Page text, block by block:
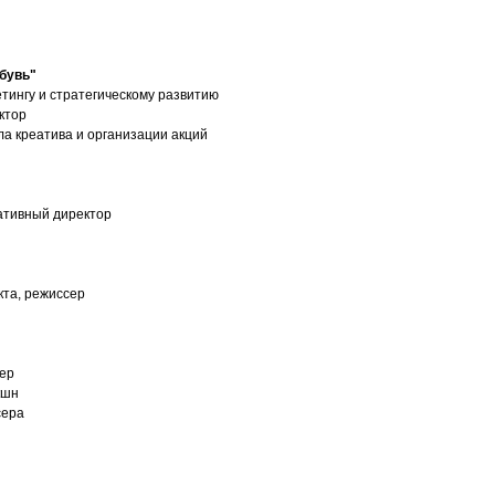
и стратегическому развитию
креатива и организации акций
директор
режиссер